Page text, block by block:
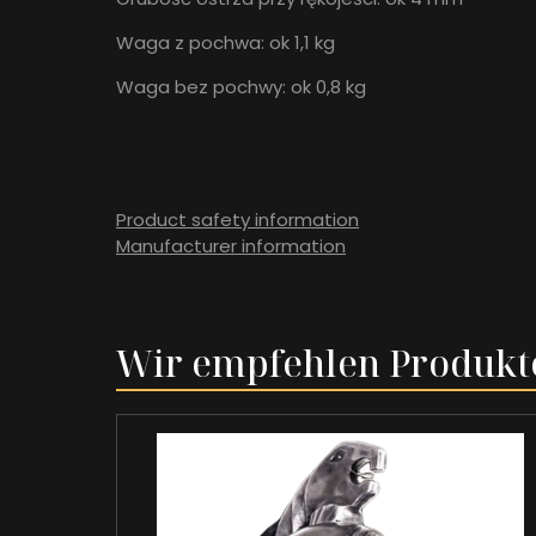
Waga z pochwa: ok 1,1 kg
Waga bez pochwy: ok 0,8 kg
Product safety information
Manufacturer information
Wir empfehlen